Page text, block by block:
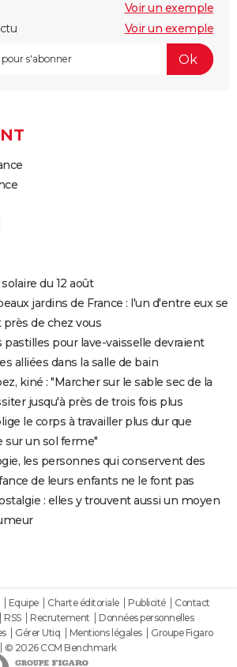
Voir un exemple
Voir un exemple
du 12 août
jardins de France : l'un d'entre eux se
de chez vous
pastilles pour lave-vaisselle devraient
alliées dans la salle de bain
kiné : "Marcher sur le sable sec de la
jusqu'à près de trois fois plus
le corps à travailler plus dur que
sur un sol ferme"
les personnes qui conservent des
de leurs enfants ne le font pas
: elles y trouvent aussi un moyen
Equipe Charte éditoriale Publicité
Contact
RSS Recrutement
Données personnelles
Gérer Utiq Mentions légales
Groupe Figaro
© 2026 CCM Benchmark